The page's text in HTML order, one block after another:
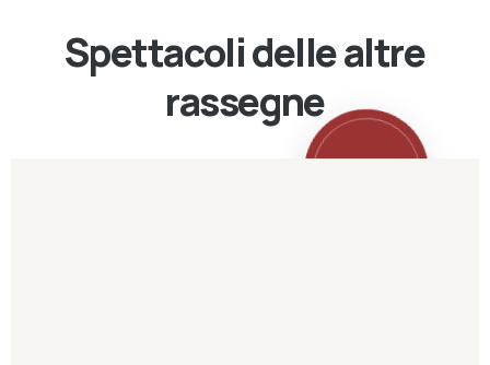
Spettacoli delle altre
rassegne